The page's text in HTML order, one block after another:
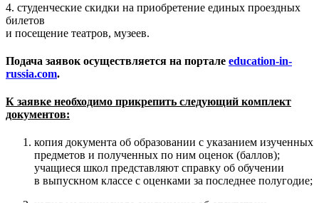
4. студенческие скидки на приобретение единых проездных
билетов
и посещение театров, музеев.
Подача заявок осуществляется на портале education-in-
russia.com.
К заявке необходимо прикрепить следующий комплект
документов:
копия документа об образовании с указанием изученных
предметов и полученных по ним оценок (баллов);
учащиеся школ представляют справку об обучении
в выпускном классе с оценками за последнее полугодие;